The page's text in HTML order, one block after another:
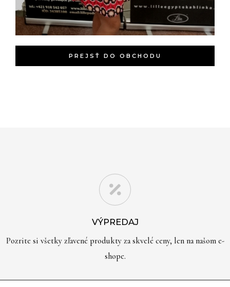
PREJSŤ DO OBCHODU
VÝPREDAJ
Pozrite si všetky zľavené produkty za skvelé ceny, len na našom e-
shope.